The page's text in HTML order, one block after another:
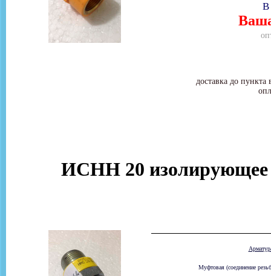
доставка до
В
ИСНН 20 изолирующее
Муфтовая (соединение